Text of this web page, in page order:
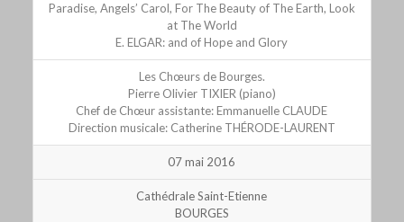
Paradise, Angels’ Carol, For The Beauty of The Earth, Look
at The World
E. ELGAR: and of Hope and Glory
Les Chœurs de Bourges.
Pierre Olivier TIXIER (piano)
Chef de Chœur assistante: Emmanuelle CLAUDE
Direction musicale: Catherine THÉRODE-LAURENT
07 mai 2016
Cathédrale Saint-Etienne
BOURGES